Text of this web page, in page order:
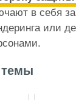
в себя
или